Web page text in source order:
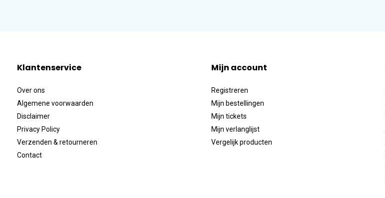
Klantenservice
Over ons
Algemene voorwaarden
Disclaimer
Privacy Policy
Verzenden & retourneren
Contact
Mijn account
Registreren
Mijn bestellingen
Mijn tickets
Mijn verlanglijst
Vergelijk producten